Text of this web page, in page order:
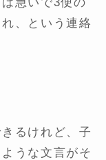
、という連絡
るけれど、子
うな文言がそ